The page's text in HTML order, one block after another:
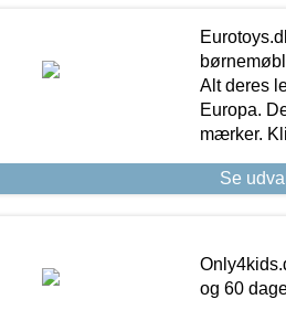
Alt deres
Europa.
mærker.
Se
og 60